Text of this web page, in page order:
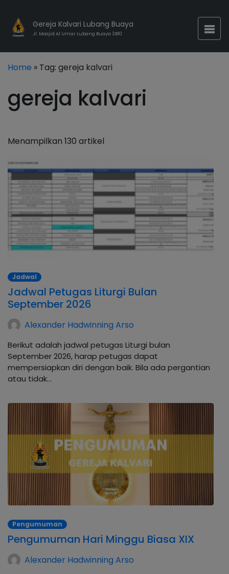
Gereja Kalvari Lubang Buaya
Jl. Masjid Al Umar Lubang Buaya 3B10
Home » Tag: gereja kalvari
gereja kalvari
Menampilkan 130 artikel
Jadwal
Jadwal Petugas Liturgi Bulan
September 2026
Alexander Hadwinning Arso
Berikut adalah jadwal petugas Liturgi bulan
September 2026, harap petugas dapat
mempersiapkan diri dengan baik. Bila ada pergantian
atau tidak…
Pengumuman
Pengumuman Hari Minggu Biasa XIX
Alexander Hadwinning Arso